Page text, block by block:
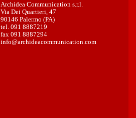
Archidea Communication s.r.l.
Via Dei Quartieri, 47
90146 Palermo (PA)
tel. 091 8887219
fax 091 8887294
info@archideacommunication.com